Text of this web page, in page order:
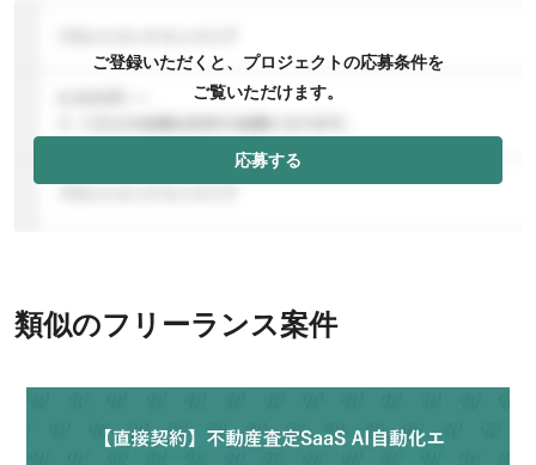
ご登録いただくと、プロジェクトの応募条件を
ご覧いただけます。
応募する
類似のフリーランス案件